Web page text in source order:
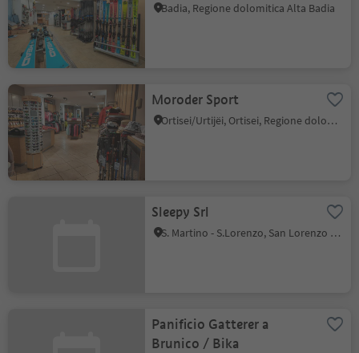
Badia, Regione dolomitica Alta Badia
Moroder Sport
Ortisei/Urtijëi, Ortisei, Regione dolomitica Val Gardena
Sleepy Srl
S. Martino - S.Lorenzo, San Lorenzo di Sebato, Regione dolomitica Plan de Corones
Panificio Gatterer a
Brunico / Bika